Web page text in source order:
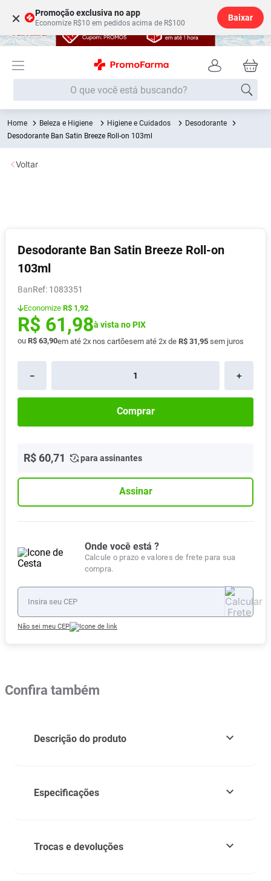
× Promoção exclusiva no app
Economize R$10 em pedidos acima de R$100
Baixar
O que você está buscando?
Beleza e Higiene Higiene e Cuidados
Desodorante
Desodorante Ban Satin Breeze Roll-on 103ml
Desodorante Ban Satin Breeze Roll-on
103ml
Ban : 1083351
Economize R$ 1,92
R$ 61,98à vista no PIX
ou R$ 63,90em até 2x nos cartõesem até 2x de R$ 31 ,95 sem juros
＋
－
Comprar
R$ 60,71 para assinantes
Assinar
Onde você está ?
Calcule o prazo e valores de frete para sua
compra.
Não sei meu CEP
Voltar
Confira também
Descrição do produto
Especificações
Trocas e devoluções
Termos mais buscados
1º Fralda
2
5º Fralda G
6º Desodorante
7º
8º Absorvente
9º Pampers Confort Sec
10 º Lavitan